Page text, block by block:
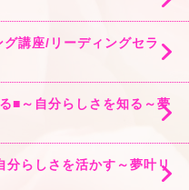
講座/リーディングセラ
■～自分らしさを知る～夢
らしさを活かす～夢叶リ